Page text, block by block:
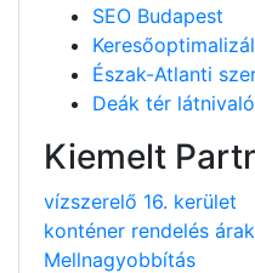
SEO Budapest
Észak-Atlanti
Deák tér
Kiemelt
vízszerelő 16. kerület
konténer rendelés
Mellnagyobbítás